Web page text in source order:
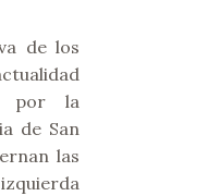
de los
por la
de San
las